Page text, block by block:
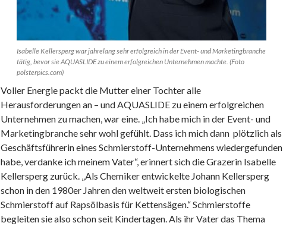
Isabelle Kellersperg war jahrelang sehr erfolgreich in der Event- und Marketingbranche
tätig, bevor sie AQUASLIDE zu einem erfolgreichen Unternehmen machte. (Foto
polsterpics.com)
Voller Energie packt die Mutter einer Tochter alle
Herausforderungen an – und AQUASLIDE zu einem erfolgreichen
Unternehmen zu machen, war eine. „Ich habe mich in der Event- und
Marketingbranche sehr wohl gefühlt. Dass ich mich dann plötzlich als
Geschäftsführerin eines Schmierstoff-Unternehmens wiedergefunden
habe, verdanke ich meinem Vater“, erinnert sich die Grazerin Isabelle
Kellersperg zurück. „Als Chemiker entwickelte Johann Kellersperg
schon in den 1980er Jahren den weltweit ersten biologischen
Schmierstoff auf Rapsölbasis für Kettensägen.“ Schmierstoffe
begleiten sie also schon seit Kindertagen. Als ihr Vater das Thema